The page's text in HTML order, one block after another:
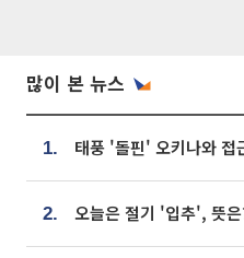
많이 본 뉴스
1.
2. 오늘은 절기 '입추', 뜻